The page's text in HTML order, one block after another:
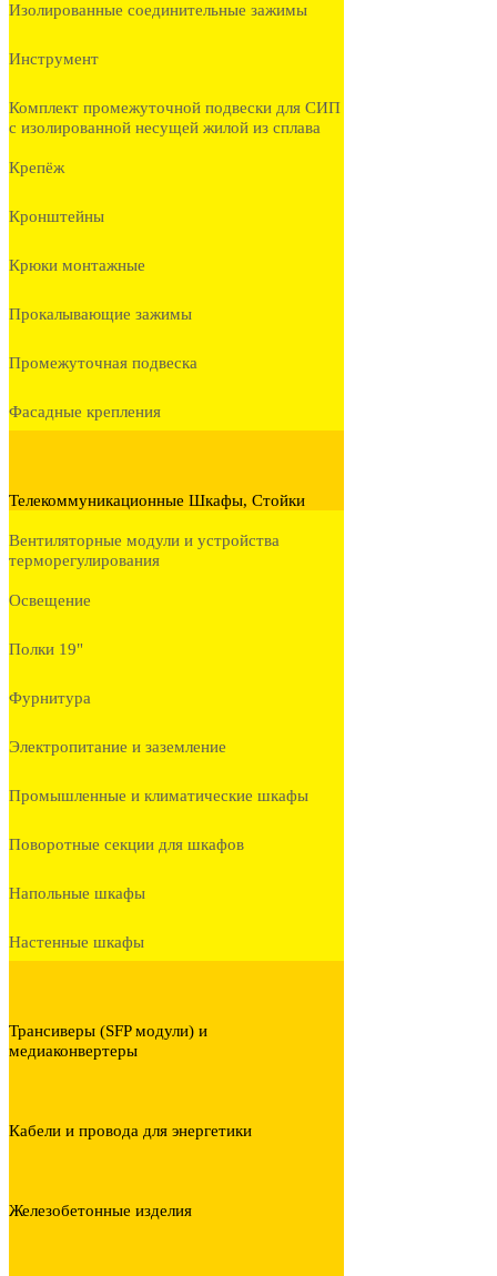
Изолированные соединительные зажимы
Инструмент
Комплект промежуточной подвески для СИП
с изолированной несущей жилой из сплава
Крепёж
Кронштейны
Крюки монтажные
Прокалывающие зажимы
Промежуточная подвеска
Фасадные крепления
Телекоммуникационные Шкафы, Стойки
Вентиляторные модули и устройства
терморегулирования
Освещение
Полки 19"
Фурнитура
Электропитание и заземление
Промышленные и климатические шкафы
Поворотные секции для шкафов
Напольные шкафы
Настенные шкафы
Трансиверы (SFP модули) и
медиаконвертеры
Кабели и провода для энергетики
Железобетонные изделия